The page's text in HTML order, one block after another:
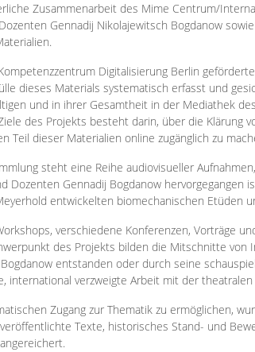
Zusammenarbeit des Mime Centrum/
Gennadij Nikolajewitsch Bogdanow
Digitalisierung Berlin
dieses Materials systematisch erfasst und
und in ihrer Gesamtheit in der Mediathek
des Projekts besteht darin, über die Klärung
Teil dieser Materialien online zugänglich zu
steht eine Reihe audiovisueller
Dozenten Gennadij Bogdanow hervorgegangen
entwickelten biomechanischen Etüden
verschiedene Konferenzen, Vorträge
des Projekts bilden die Mitschnitte von
entstanden oder durch seine
international verzweigte Arbeit mit der
Zugang zur Thematik zu ermöglichen,
Texte, historisches Stand- und